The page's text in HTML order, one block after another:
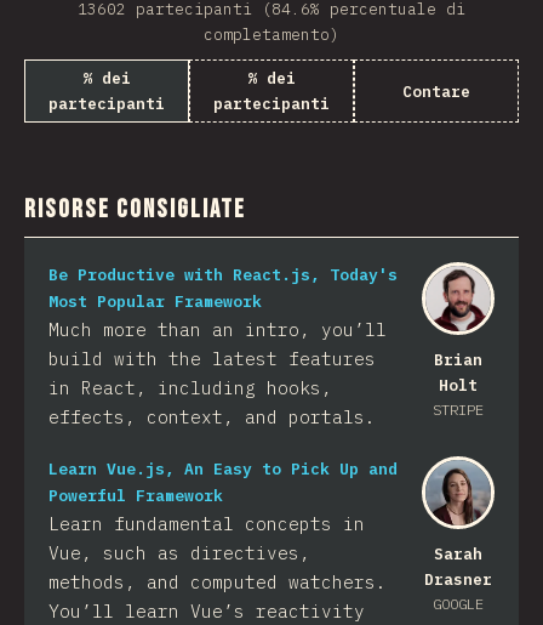
13602 partecipanti (84.6% percentuale di
completamento)
% dei
partecipanti
% dei
partecipanti
Contare
Risorse consigliate
Brian
Holt
STRIPE
Be Productive with React.js, Today's
Most Popular Framework
Much more than an intro, you’ll
build with the latest features
in React, including hooks,
effects, context, and portals.
Sarah
Drasner
GOOGLE
Learn Vue.js, An Easy to Pick Up and
Powerful Framework
Learn fundamental concepts in
Vue, such as directives,
methods, and computed watchers.
You’ll learn Vue’s reactivity